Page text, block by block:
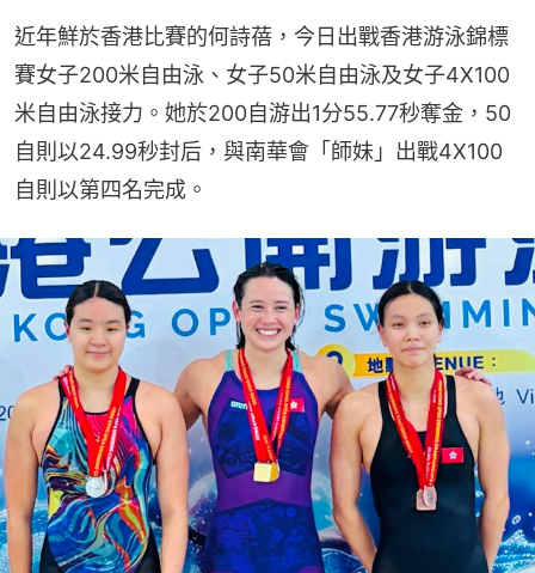
近年鮮於香港比賽的何詩蓓，今日出戰香港游泳錦標
賽女子200米自由泳、女子50米自由泳及女子4X100
米自由泳接力。她於200自游出1分55.77秒奪金，50
自則以24.99秒封后，與南華會「師妹」出戰4X100
自則以第四名完成。